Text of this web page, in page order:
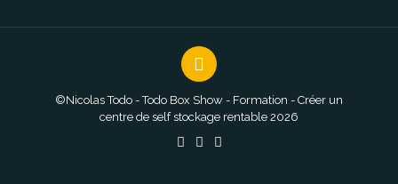
©Nicolas Todo - Todo Box Show - Formation - Créer un
centre de self stockage rentable 2026